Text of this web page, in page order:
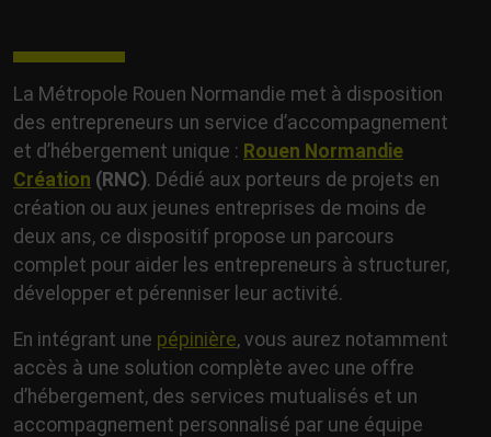
La Métropole Rouen Normandie met à disposition
des entrepreneurs un service d’accompagnement
et d’hébergement unique : Rouen Normandie
Création (RNC). Dédié aux porteurs de projets en
création ou aux jeunes entreprises de moins de
deux ans, ce dispositif propose un parcours
complet pour aider les entrepreneurs à structurer,
développer et pérenniser leur activité.
En intégrant une pépinière, vous aurez notamment
accès à une solution complète avec une offre
d’hébergement, des services mutualisés et un
accompagnement personnalisé par une équipe